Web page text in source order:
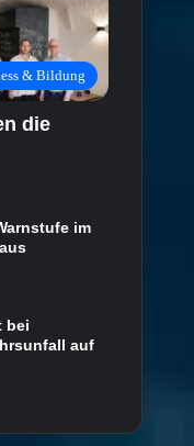
& Bildung
die
im
bei
auf